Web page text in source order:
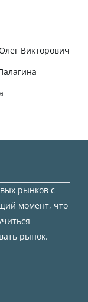
Викторович
рынков с
момент, что
рынок.